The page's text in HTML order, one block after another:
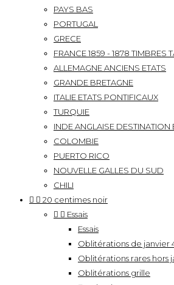
PAYS BAS
PORTUGAL
GRECE
FRANCE 1859 - 1878 TIMBRES
ALLEMAGNE ANCIENS ETATS
GRANDE BRETAGNE
ITALIE ETATS PONTIFICAUX
TURQUIE
INDE ANGLAISE DESTINATION
COLOMBIE
PUERTO RICO
NOUVELLE GALLES DU SUD
CHILI
  20 centimes noir
  Essais
Essais
Oblitérations de janvier
Oblitérations rares hors
Oblitérations grille